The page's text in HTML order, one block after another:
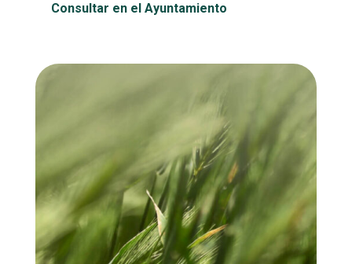
Consultar en el Ayuntamiento